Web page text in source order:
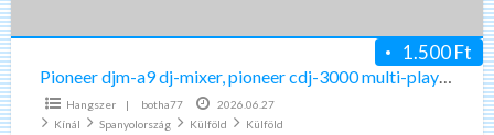
3000
multi-
player
,
pioneer
1.500 Ft
Pioneer djm-a9 dj-mixer, pioneer cdj-3000 multi-player , pioneer djm-v10-lf
Hangszer | botha77
2026.06.27
Kínál
Spanyolország Külföld Külföld